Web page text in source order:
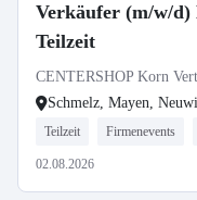
Verkäufer (m/w/d)
Teilzeit
CENTERSHOP Korn
Schmelz, Mayen,
Teilzeit Firmenevents
02.08.2026